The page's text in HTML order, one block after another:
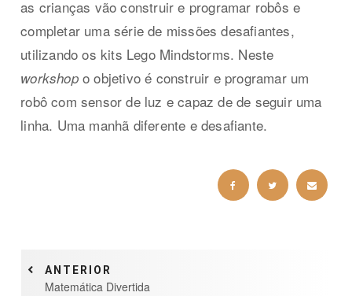
as crianças vão construir e programar robôs e
completar uma série de missões desafiantes,
utilizando os kits Lego Mindstorms. Neste
workshopo objetivo é construir e programar um
robô com sensor de luz e capaz de de seguir uma
linha. Uma manhã diferente e desafiante.
ANTERIOR
Matemática Divertida